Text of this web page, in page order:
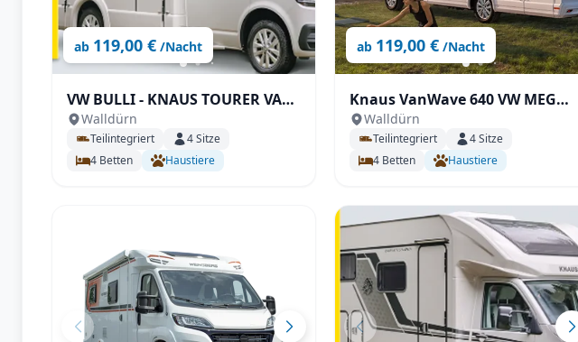
ab 119,00 € /Nacht
VW BULLI - KNAUS TOURER VAN
500 MQ
Walldürn
Teilintegriert 4Sitze
4 Betten Haustiere
ab 119,00 € /Nacht
Knaus VanWave 640 VW MEG
VANSATION
Walldürn
Teilintegriert 4 Sitze
4 Betten Haustiere